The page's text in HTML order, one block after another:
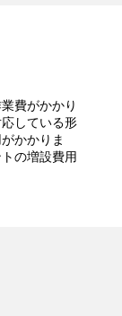
費がかかり
している形
かかりま
の増設費用